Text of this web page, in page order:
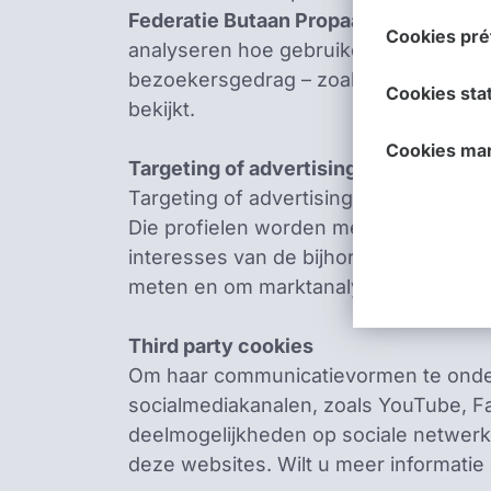
Federatie Butaan Propaan VZW
analyseren hoe gebruikers de
bezoekersgedrag – zoals de typische
bekijkt.
Targeting of advertising cookies
Targeting of advertising cookies
Die profielen worden meestal
interesses van de bijhorende
meten en om marktanalyses uit te
Third party cookies
Om haar communicatievormen te
socialmediakanalen, zoals YouTube,
deelmogelijkheden op sociale
deze websites. Wilt u meer
Ces cookies
nos
entreprises
en matière
pouvez
qu'il les
Cookies
Les cookies
web de se
préférez, la
d'utilisateur
Cookies
recueillent
vous avez
tiers, à
Cookies
partager ces
permanents